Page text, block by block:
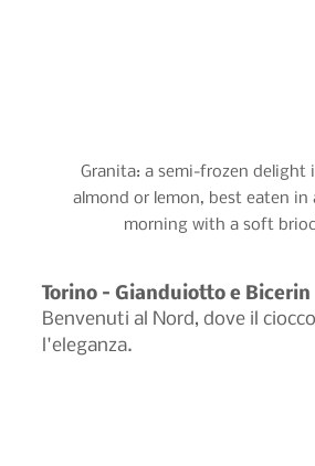
Granita: a semi-frozen delight
almond or lemon, best eaten in
morning with a soft
Torino – Gianduiotto e Bicerin
Benvenuti al Nord, dove il
l'eleganza.